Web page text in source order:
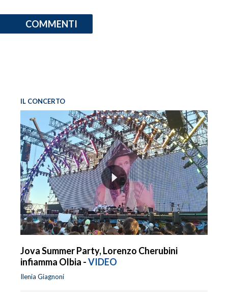
COMMENTI
IL CONCERTO
Jova Summer Party, Lorenzo Cherubini
infiamma Olbia -VIDEO
Ilenia Giagnoni